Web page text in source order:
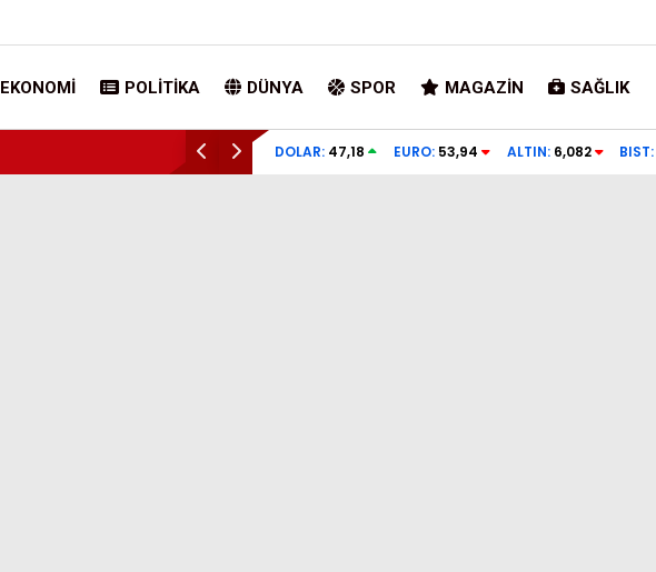
EKONOMI POLITIKA DÜNYA SPOR MAGAZIN SAĞLIK
DOLAR: 47,18 EURO: 53,94 ALTIN: 6,082 BIST: